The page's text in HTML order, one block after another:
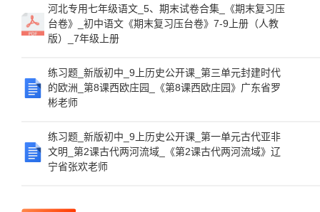
河北专用七年级语文_5、期末试卷合集_《期末复习压
台卷》_初中语文《期末复习压台卷》7-9上册（人教
版）_7年级上册
练习题_新版初中_9上历史公开课_第三单元封建时代
的欧洲_第8课西欧庄园_《第8课西欧庄园》广东省罗
彬老师
练习题_新版初中_9上历史公开课_第一单元古代亚非
文明_第2课古代两河流域_《第2课古代两河流域》辽
宁省张欢老师